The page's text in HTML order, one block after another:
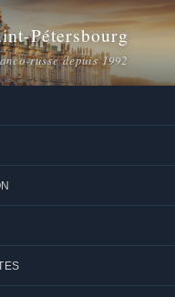
Pétersbourg
russe depuis 1992